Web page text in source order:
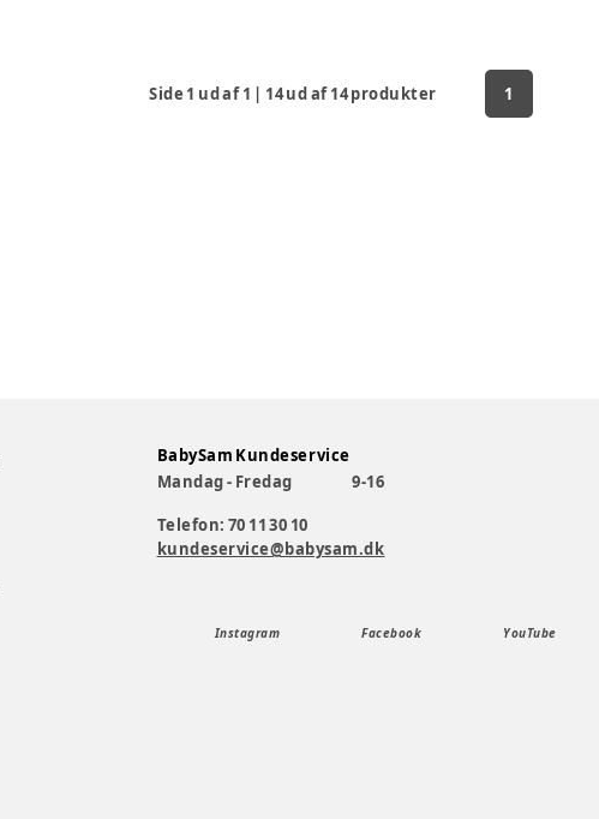
Side 1 ud af1 | 14ud af14produkter 1
BabySam Kundeservice
Mandag - Fredag
9-16
Telefon: 70 11 30 10
kundeservice@babysam.dk
Instagram Facebook YouTube